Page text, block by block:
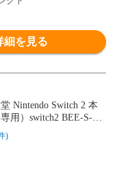
細を見る
Nintendo Switch 2 本
用）switch2 BEE-S-KB
【返品種別B】
)